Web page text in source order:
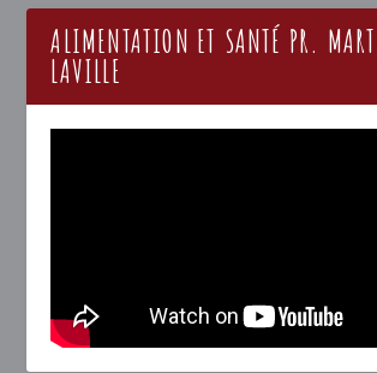
ALIMENTATION ET SANTÉ PR.
LAVILLE